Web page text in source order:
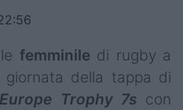
femminile di rugby a
della tappa di
Trophy 7s con